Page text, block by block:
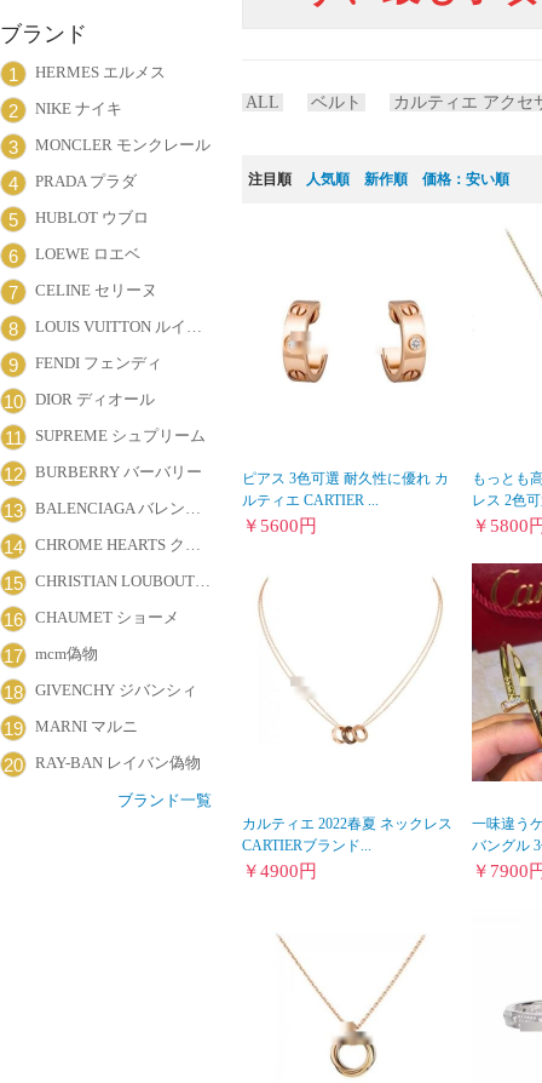
ブランド
1 HERMES エルメス
2 NIKE ナイキ
3 MONCLER モンクレール
4 PRADA プラダ
5 HUBLOT ウブロ
6 LOEWE ロエベ
7 CELINE セリーヌ
8 LOUIS VUITTON ルイヴィトン
9 FENDI フェンディ
10 DIOR ディオール
11 SUPREME シュプリーム
12 BURBERRY バーバリー
13 BALENCIAGA バレンシアガ
14 CHROME HEARTS クロムハーツ
15 CHRISTIAN LOUBOUTIN クリスチャン・ルブタン
16 CHAUMET ショーメ
17 mcm偽物
18 GIVENCHY ジバンシィ
19 MARNI マルニ
20 RAY-BAN レイバン偽物
ブランド一覧
ALL ベルト カルティエ アクセ
注目順 人気順 新作順 価格：安い順
ピアス 3色可選 耐久性に優れ カ
ルティエ CARTIER ...
￥ 5600円
もっとも
レス 2色
￥ 5800
カルティエ 2022春夏 ネックレス
CARTIERブランド...
￥4900円
一味違う
バングル
￥ 7900